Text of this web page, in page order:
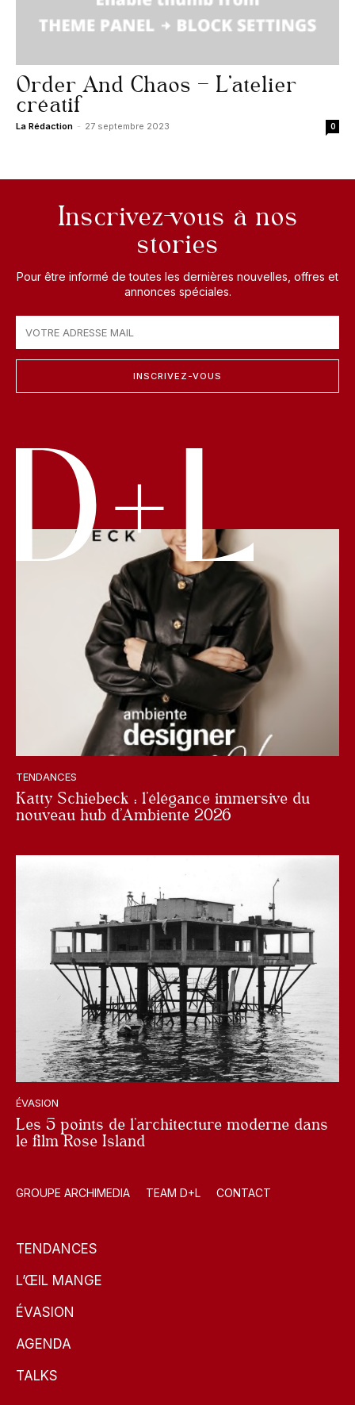
Order And Chaos – L’atelier
créatif
La Rédaction - 27 septembre 2023 0
Inscrivez-vous à nos
stories
Pour être informé de toutes les dernières nouvelles, offres et
annonces spéciales.
INSCRIVEZ-VOUS
TENDANCES
Katty Schiebeck : l’élégance immersive du
nouveau hub d’Ambiente 2026
ÉVASION
Les 5 points de l’architecture moderne dans
le film Rose Island
GROUPE ARCHIMEDIA TEAM D+L CONTACT
TENDANCES
L’ŒIL MANGE
ÉVASION
AGENDA
TALKS